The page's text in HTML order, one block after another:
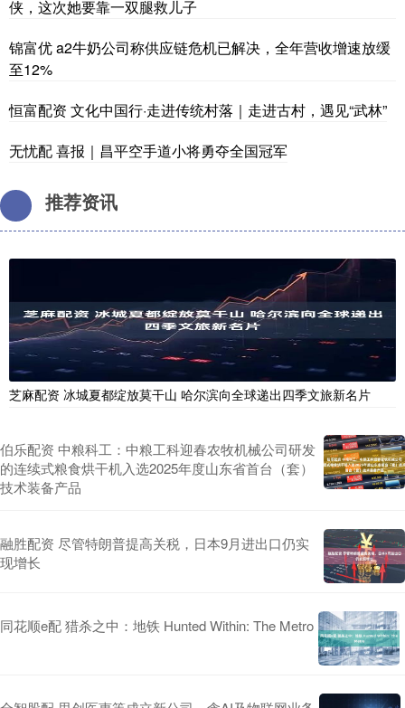
侠，这次她要靠一双腿救儿子
锦富优 a2牛奶公司称供应链危机已解决，全年营收增速放缓
至12%
恒富配资 文化中国行·走进传统村落｜走进古村，遇见“武林”
无忧配 喜报｜昌平空手道小将勇夺全国冠军
推荐资讯
芝麻配资 冰城夏都绽放莫干山 哈尔滨向全球递出四季文旅新名片
伯乐配资 中粮科工：中粮工科迎春农牧机械公司研发
的连续式粮食烘干机入选2025年度山东省首台（套）
技术装备产品
融胜配资 尽管特朗普提高关税，日本9月进出口仍实
现增长
同花顺e配 猎杀之中：地铁 Hunted Within: The Metro